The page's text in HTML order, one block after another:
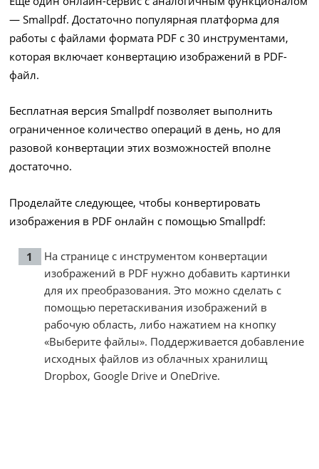
— Smallpdf. Достаточно популярная платформа для
работы с файлами формата PDF с 30 инструментами,
которая включает конвертацию изображений в PDF-
файл.
Бесплатная версия Smallpdf позволяет выполнить
ограниченное количество операций в день, но для
разовой конвертации этих возможностей вполне
достаточно.
Проделайте следующее, чтобы конвертировать
изображения в PDF онлайн с помощью Smallpdf:
На страницес инструментом конвертации
изображений в PDF нужно добавить картинки
для их преобразования. Это можно сделать с
помощью перетаскивания изображений в
рабочую область, либо нажатием на кнопку
«Выберите файлы». Поддерживается добавление
исходных файлов из облачных хранилищ
Dropbox, Google Drive и OneDrive.